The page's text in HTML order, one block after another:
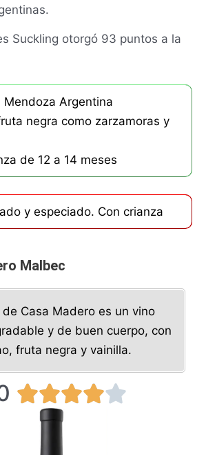
Suckling otorgó 93 puntos a la
Mendoza Argentina
negra como zarzamoras y
de 12 a 14 meses
y especiado. Con crianza
Malbec
Casa Madero es un vino
y de buen cuerpo, con
fruta negra y vainilla.
